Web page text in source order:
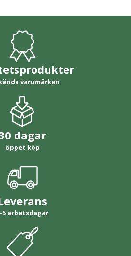
varumärken
dagar
öppet köp
5 arbetsdagar